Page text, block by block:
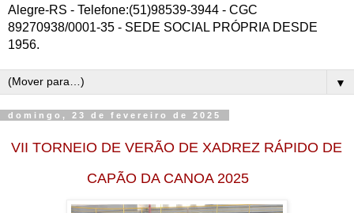
Alegre-RS - Telefone:(51)98539-3944 - CGC
89270938/0001-35 - SEDE SOCIAL PRÓPRIA DESDE
1956.
▼
domingo, 23 de fevereiro de 2025
VII TORNEIO DE VERÃO DE XADREZ RÁPIDO DE
CAPÃO DA CANOA 2025